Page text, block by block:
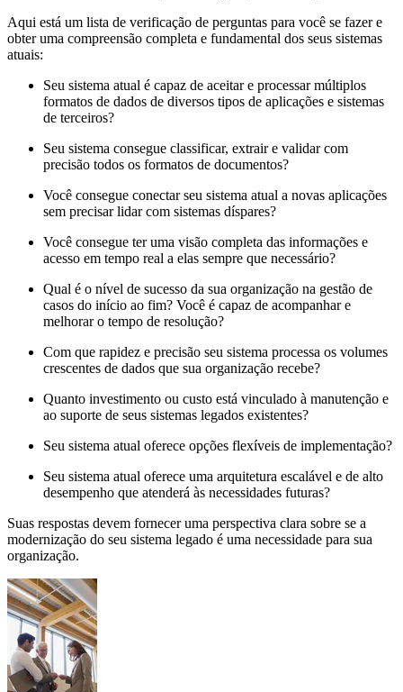
Aqui está um lista de verificação de perguntas para você se fazer e
obter uma compreensão completa e fundamental dos seus sistemas
atuais:
Seu sistema atual é capaz de aceitar e processar múltiplos
formatos de dados de diversos tipos de aplicações e sistemas
de terceiros?
Seu sistema consegue classificar, extrair e validar com
precisão todos os formatos de documentos?
Você consegue conectar seu sistema atual a novas aplicações
sem precisar lidar com sistemas díspares?
Você consegue ter uma visão completa das informações e
acesso em tempo real a elas sempre que necessário?
Qual é o nível de sucesso da sua organização na gestão de
casos do início ao fim? Você é capaz de acompanhar e
melhorar o tempo de resolução?
Com que rapidez e precisão seu sistema processa os volumes
crescentes de dados que sua organização recebe?
Quanto investimento ou custo está vinculado à manutenção e
ao suporte de seus sistemas legados existentes?
Seu sistema atual oferece opções flexíveis de implementação?
Seu sistema atual oferece uma arquitetura escalável e de alto
desempenho que atenderá às necessidades futuras?
Suas respostas devem fornecer uma perspectiva clara sobre se a
modernização do seu sistema legado é uma necessidade para sua
organização.